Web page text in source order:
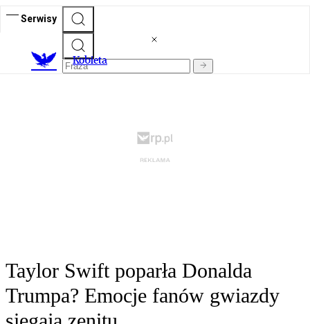
Serwisy
Kobieta
Taylor Swift poparła Donalda
Trumpa? Emocje fanów gwiazdy